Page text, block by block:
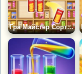
Гра Майстер Сортування Товарів 3Д